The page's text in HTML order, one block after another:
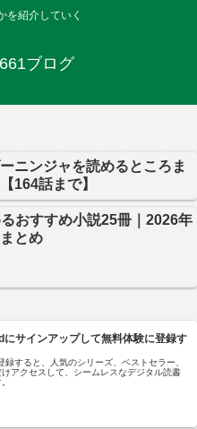
を紹介していく
ブログ
ニンジャを読めるところま
164話まで】
おすすめ小説25冊｜2026年
とめ
サインアップして無料体験に登録す
すると、人気のシリーズ、ベストセラー、
アクセスして、シームレスなデジタル読書